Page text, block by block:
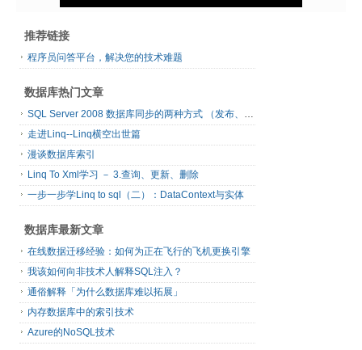
推荐链接
程序员问答平台，解决您的技术难题
数据库热门文章
SQL Server 2008 数据库同步的两种方式 （发布、订阅）
走进Linq--Linq横空出世篇
漫谈数据库索引
Linq To Xml学习 － 3.查询、更新、删除
一步一步学Linq to sql（二）：DataContext与实体
数据库最新文章
在线数据迁移经验：如何为正在飞行的飞机更换引擎
我该如何向非技术人解释SQL注入？
通俗解释「为什么数据库难以拓展」
内存数据库中的索引技术
Azure的NoSQL技术